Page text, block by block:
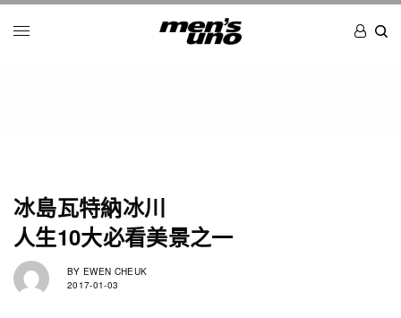
冰島瓦特納冰川
人生10大必看美景之一
BY EWEN CHEUK
2017-01-03